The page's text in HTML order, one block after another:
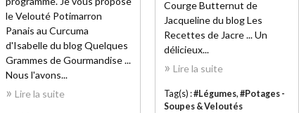
Courge Butternut de
Jacqueline du blog Les
Recettes de Jacre ... Un
délicieux...
Lire la suite
Tag(s) :#Légumes, #Potages -
Soupes & Veloutés
le Velouté Potimarron
Panais au Curcuma
d'Isabelle du blog Quelques
Grammes de Gourmandise ...
Nous l'avons...
Lire la suite